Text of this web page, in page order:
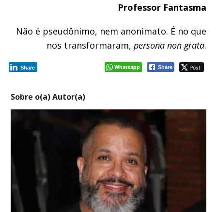
Professor Fantasma
Não é pseudônimo, nem anonimato. É no que
nos transformaram, persona non grata.
Whatsapp Share Post
Share
Sobre o(a) Autor(a)